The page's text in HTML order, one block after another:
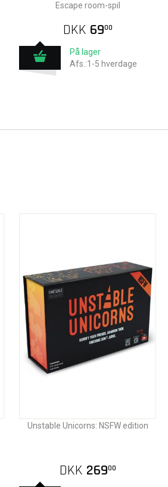
Escape room-spil
DKK 6900
På lager
Afs.:1-5 hverdage
Unstable Unicorns: NSFW edition
DKK 26900